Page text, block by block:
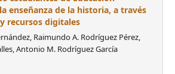
enseñanza de la historia, a través
recursos digitales
Raimundo A. Rodríguez Pérez,
Antonio M. Rodríguez García